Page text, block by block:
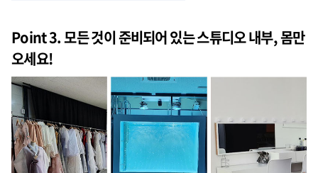
Point 3. 모든 것이 준비되어 있는 스튜디오 내부, 몸만
오세요!